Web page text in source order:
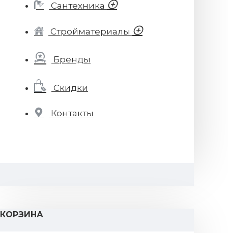
Сантехника
Стройматериалы
Бренды
Скидки
Контакты
КОРЗИНА